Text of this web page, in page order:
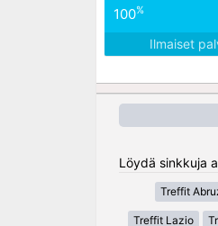
100%
Ilmaiset
Löydä sinkkuja
Treffit
Treffit Lazio